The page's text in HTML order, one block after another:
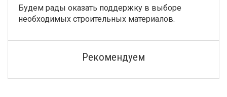
Будем рады оказать поддержку в выборе
необходимых строительных материалов.
Рекомендуем